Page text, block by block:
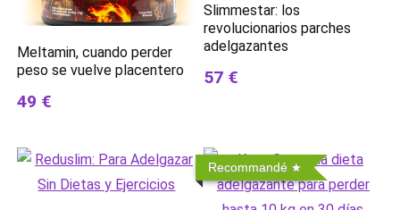
Meltamin, cuando perder
peso se vuelve placentero
49 €
Slimmestar: los
revolucionarios parches
adelgazantes
57 €
Recommandé